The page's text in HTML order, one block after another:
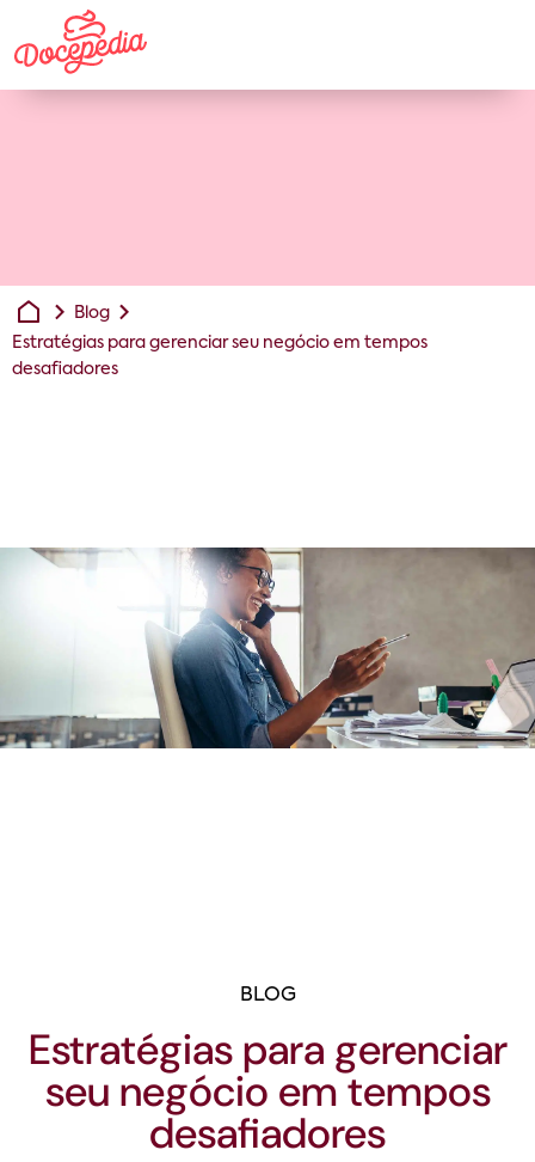
Blog
Estratégias para gerenciar seu negócio em tempos
desafiadores
BLOG
Estratégias para gerenciar
seu negócio em tempos
desafiadores